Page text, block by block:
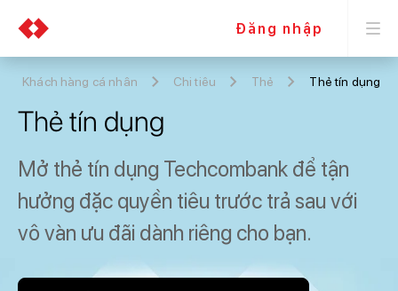
Đăng nhập
Khách hàng cá nhân Chi tiêu Thẻ Thẻ tín dụng
Thẻ tín dụng
Mở thẻ tín dụng Techcombank để tận
hưởng đặc quyền tiêu trước trả sau với
vô vàn ưu đãi dành riêng cho bạn.